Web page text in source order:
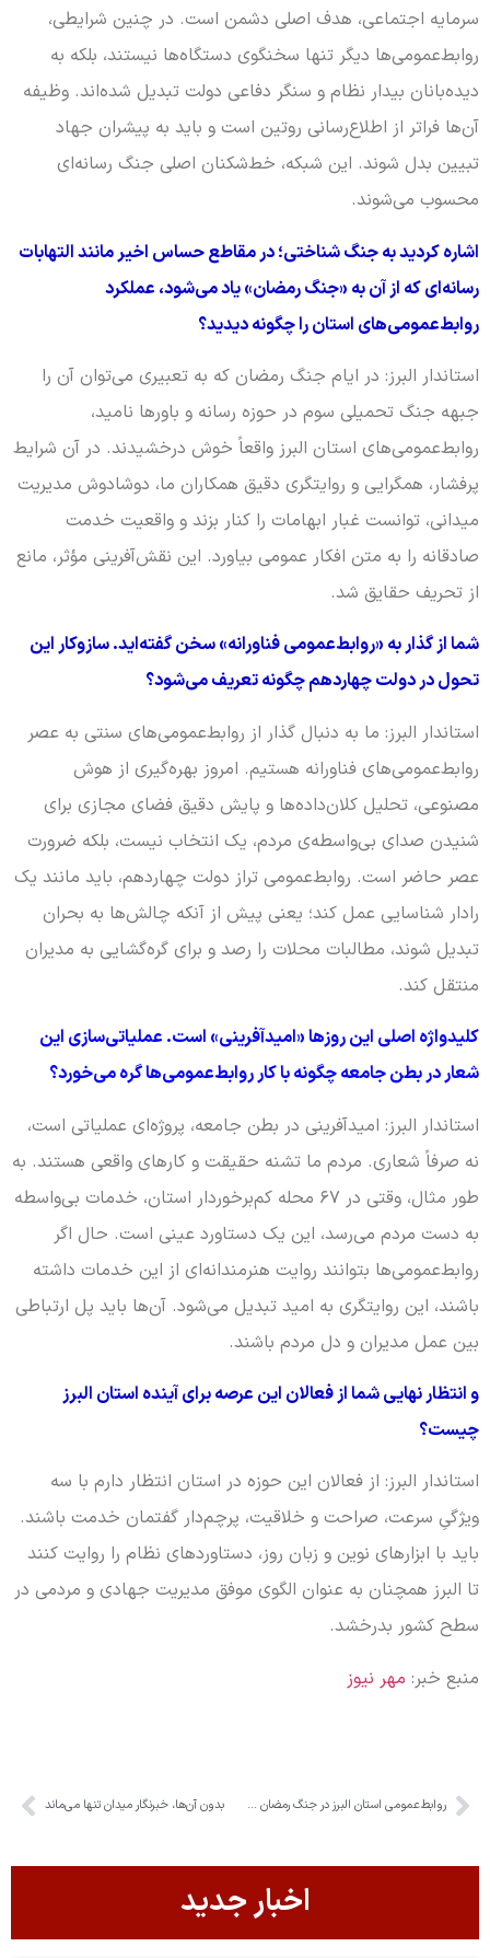
سرمایه اجتماعی، هدف اصلی دشمن است. در چنین شرایطی،
روابط‌عمومی‌ها دیگر تنها سخنگوی دستگاه‌ها نیستند، بلکه به
دیده‌بانان بیدار نظام و سنگر دفاعی دولت تبدیل شده‌اند. وظیفه
آن‌ها فراتر از اطلاع‌رسانی روتین است و باید به پیشران جهاد
تبیین بدل شوند. این شبکه، خط‌شکنان اصلی جنگ رسانه‌ای
محسوب می‌شوند.
اشاره کردید به جنگ شناختی؛ در مقاطع حساس اخیر مانند التهابات
رسانه‌ای که از آن به «جنگ رمضان» یاد می‌شود، عملکرد
روابط‌عمومی‌های استان را چگونه دیدید؟
استاندار البرز: در ایام جنگ رمضان که به تعبیری می‌توان آن را
جبهه جنگ تحمیلی سوم در حوزه رسانه و باورها نامید،
روابط‌عمومی‌های استان البرز واقعاً خوش درخشیدند. در آن شرایط
پرفشار، همگرایی و روایتگری دقیق همکاران ما، دوشادوش مدیریت
میدانی، توانست غبار ابهامات را کنار بزند و واقعیت خدمت
صادقانه را به متن افکار عمومی بیاورد. این نقش‌آفرینی مؤثر، مانع
از تحریف حقایق شد.
شما از گذار به «روابط‌عمومی فناورانه» سخن گفته‌اید. سازوکار این
تحول در دولت چهاردهم چگونه تعریف می‌شود؟
استاندار البرز: ما به دنبال گذار از روابط‌عمومی‌های سنتی به عصر
روابط‌عمومی‌های فناورانه هستیم. امروز بهره‌گیری از هوش
مصنوعی، تحلیل کلان‌داده‌ها و پایش دقیق فضای مجازی برای
شنیدن صدای بی‌واسطه‌ی مردم، یک انتخاب نیست، بلکه ضرورت
عصر حاضر است. روابط‌عمومی تراز دولت چهاردهم، باید مانند یک
رادار شناسایی عمل کند؛ یعنی پیش از آنکه چالش‌ها به بحران
تبدیل شوند، مطالبات محلات را رصد و برای گره‌گشایی به مدیران
منتقل کند.
کلیدواژه اصلی این روزها «امیدآفرینی» است. عملیاتی‌سازی این
شعار در بطن جامعه چگونه با کار روابط‌عمومی‌ها گره می‌خورد؟
استاندار البرز: امیدآفرینی در بطن جامعه، پروژه‌ای عملیاتی است،
نه صرفاً شعاری. مردم ما تشنه‌ حقیقت و کارهای واقعی هستند. به
طور مثال، وقتی در ۶۷ محله کم‌برخوردار استان، خدمات بی‌واسطه
به دست مردم می‌رسد، این یک دستاورد عینی است. حال اگر
روابط‌عمومی‌ها بتوانند روایت هنرمندانه‌ای از این خدمات داشته
باشند، این روایتگری به امید تبدیل می‌شود. آن‌ها باید پل ارتباطی
بین عمل مدیران و دل مردم باشند.
و انتظار نهایی شما از فعالان این عرصه برای آینده استان البرز
چیست؟
استاندار البرز: از فعالان این حوزه در استان انتظار دارم با سه
ویژگیِ سرعت، صراحت و خلاقیت، پرچم‌دار گفتمان خدمت باشند.
باید با ابزارهای نوین و زبان روز، دستاوردهای نظام را روایت کنند
تا البرز همچنان به عنوان الگوی موفق مدیریت جهادی و مردمی در
سطح کشور بدرخشد.
منبع خبر: مهر نیوز
روابط‌عمومی استان البرز در جنگ رمضان خوش درخشید! بدون آن‌ها، خبرنگار میدان تنها می‌ماند
اخبار جدید